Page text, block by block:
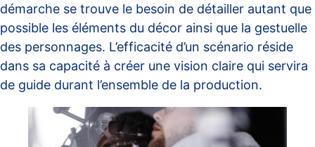
démarche se trouve le besoin de détailler autant que
possible les éléments du décor ainsi que la gestuelle
des personnages. L’efficacité d’un scénario réside
dans sa capacité à créer une vision claire qui servira
de guide durant l’ensemble de la production.